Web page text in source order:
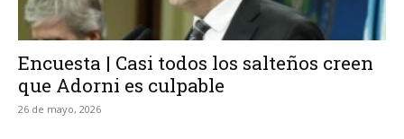
Encuesta | Casi todos los salteños creen
que Adorni es culpable
26 de mayo, 2026